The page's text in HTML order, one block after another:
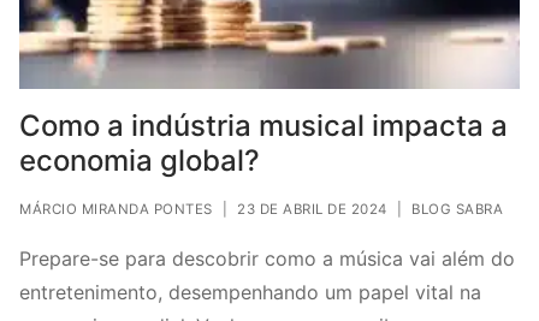
Como a indústria musical impacta a
economia global?
MÁRCIO MIRANDA PONTES 23 DE ABRIL DE 2024 BLOG SABRA
Prepare-se para descobrir como a música vai além do
entretenimento, desempenhando um papel vital na